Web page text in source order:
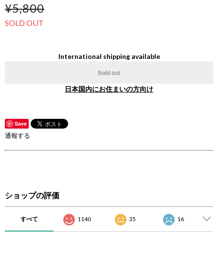
¥5,800
SOLD OUT
International shipping available
Sold out
日本国内にお住まいの方向け
Save
通報する
ショップの評価
すべて 1140 35 16